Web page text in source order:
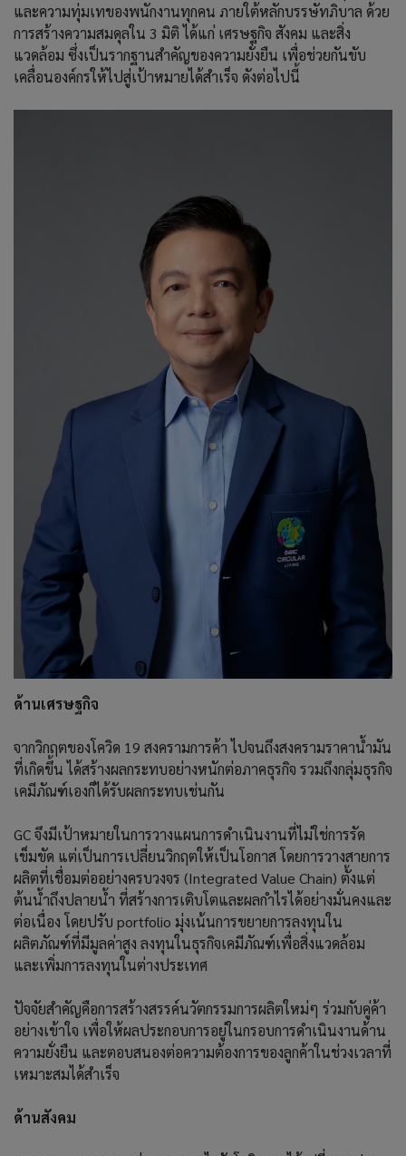
และความทุ่มเทของพนักงานทุกคน ภายใต้หลักบรรษัทภิบาล ด้วย
การสร้างความสมดุลใน 3 มิติ ได้แก่ เศรษฐกิจ สังคม และสิ่ง
แวดล้อม ซึ่งเป็นรากฐานสำคัญของความยั่งยืน เพื่อช่วยกันขับ
เคลื่อนองค์กรให้ไปสู่เป้าหมายได้สำเร็จ ดังต่อไปนี้
ด้านเศรษฐกิจ
จากวิกฤตของโควิด 19 สงครามการค้า ไปจนถึงสงครามราคาน้ำมัน
ที่เกิดขึ้น ได้สร้างผลกระทบอย่างหนักต่อภาคธุรกิจ รวมถึงกลุ่มธุรกิจ
เคมีภัณฑ์เองก็ได้รับผลกระทบเช่นกัน
GC จึงมีเป้าหมายในการวางแผนการดำเนินงานที่ไม่ใช่การรัด
เข็มขัด แต่เป็นการเปลี่ยนวิกฤตให้เป็นโอกาส โดยการวางสายการ
ผลิตที่เชื่อมต่ออย่างครบวงจร (Integrated Value Chain) ตั้งแต่
ต้นน้ำถึงปลายน้ำ ที่สร้างการเติบโตและผลกำไรได้อย่างมั่นคงและ
ต่อเนื่อง โดยปรับ portfolio มุ่งเน้นการขยายการลงทุนใน
ผลิตภัณฑ์ที่มีมูลค่าสูง ลงทุนในธุรกิจเคมีภัณฑ์เพื่อสิ่งแวดล้อม
และเพิ่มการลงทุนในต่างประเทศ
ปัจจัยสำคัญคือการสร้างสรรค์นวัตกรรมการผลิตใหม่ๆ ร่วมกับคู่ค้า
อย่างเข้าใจ เพื่อให้ผลประกอบการอยู่ในกรอบการดำเนินงานด้าน
ความยั่งยืน และตอบสนองต่อความต้องการของลูกค้าในช่วงเวลาที่
เหมาะสมได้สำเร็จ
ด้านสังคม